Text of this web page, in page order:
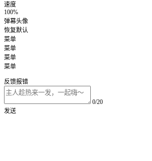
速度
100%
弹幕头像
恢复默认
菜单
菜单
菜单
菜单
反馈报错
0/20
发送